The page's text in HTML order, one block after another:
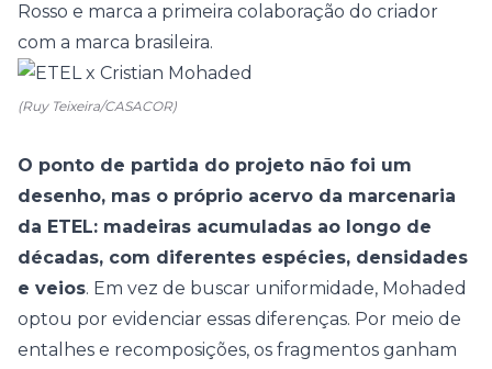
Rosso e marca a primeira colaboração do criador
com a marca brasileira.
(Ruy Teixeira/CASACOR)
O ponto de partida do projeto não foi um
desenho, mas o próprio acervo da marcenaria
da ETEL: madeiras acumuladas ao longo de
décadas, com diferentes espécies, densidades
e veios. Em vez de buscar uniformidade, Mohaded
optou por evidenciar essas diferenças. Por meio de
entalhes e recomposições, os fragmentos ganham